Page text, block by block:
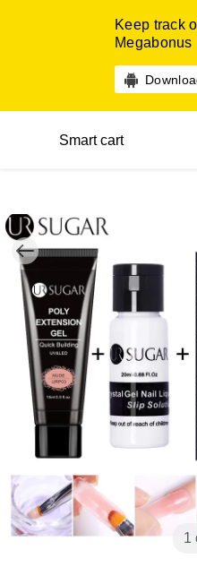
Keep track
Megabonus
Smart cart
1